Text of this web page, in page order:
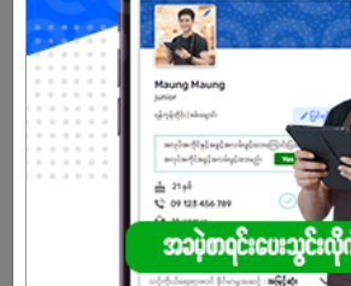
သည့်လူပုဂ္ဂိုလ်တစ်ဦးတစ်ယောက်ချင်းစီတိုင်းမဆို အ
ပါသည်။"